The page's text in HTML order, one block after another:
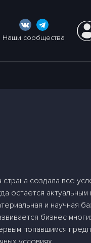
Наши сообщества
создала все
остается актуальным
и научная
бизнес
попавшимся